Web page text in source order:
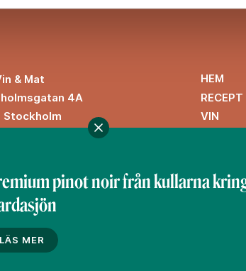
& Mat
4A
Stockholm
HEM
RECEPT
VIN
webbplats drivs av Vinklubben i Norden AB
© 2026 vivavinomat.se
pinot noir från kullarna
LÄS MER